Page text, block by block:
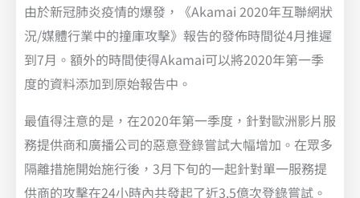
由於新冠肺炎疫情的爆發，《Akamai 2020年互聯網狀
況/媒體行業中的撞庫攻擊》報告的發佈時間從4月推遲
到7月。額外的時間使得Akamai可以將2020年第一季
度的資料添加到原始報告中。
最值得注意的是，在2020年第一季度，針對歐洲影片服
務提供商和廣播公司的惡意登錄嘗試大幅增加。在眾多
隔離措施開始施行後，3月下旬的一起針對單一服務提
供商的攻擊在24小時內共發起了近3.5億次登錄嘗試。